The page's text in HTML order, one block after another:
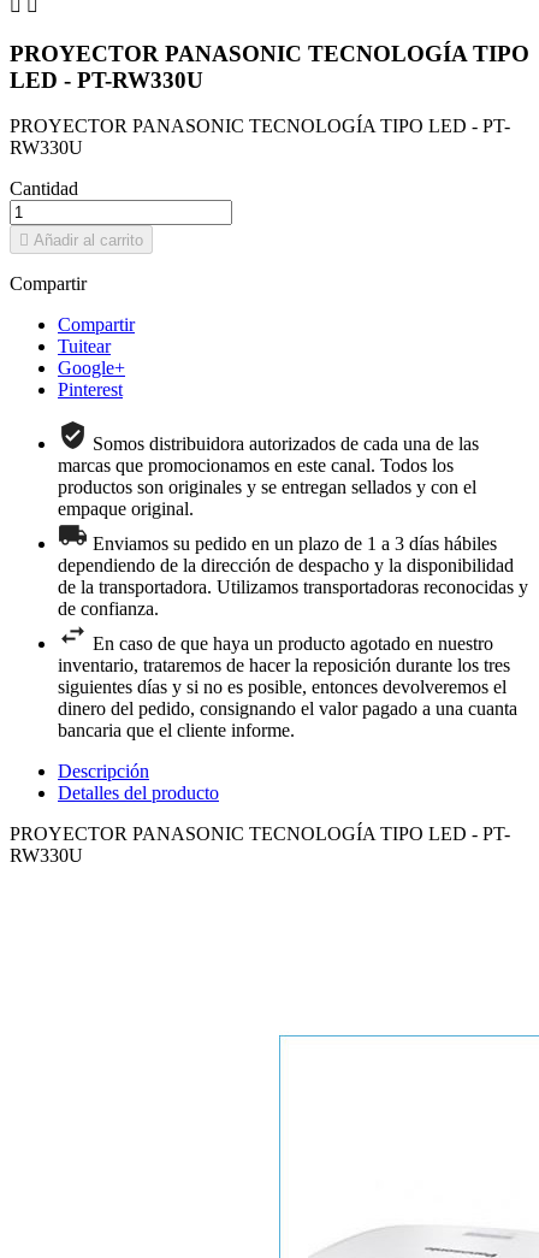
PROYECTOR PANASONIC TECNOLOGÍA TIPO
LED - PT-RW330U
PROYECTOR PANASONIC TECNOLOGÍA TIPO LED - PT-
RW330U
Cantidad
 Añadir al carrito
Compartir
Compartir
Tuitear
Google+
Pinterest
Somos distribuidora autorizados de cada una de las
marcas que promocionamos en este canal. Todos los
productos son originales y se entregan sellados y con el
empaque original.
Enviamos su pedido en un plazo de 1 a 3 días hábiles
dependiendo de la dirección de despacho y la disponibilidad
de la transportadora. Utilizamos transportadoras reconocidas y
de confianza.
En caso de que haya un producto agotado en nuestro
inventario, trataremos de hacer la reposición durante los tres
siguientes días y si no es posible, entonces devolveremos el
dinero del pedido, consignando el valor pagado a una cuanta
bancaria que el cliente informe.
Descripción
Detalles del producto
PROYECTOR PANASONIC TECNOLOGÍA TIPO LED - PT-
RW330U